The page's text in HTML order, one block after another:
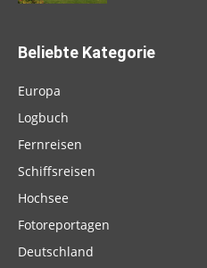
Beliebte Kategorie
Europa
Logbuch
Fernreisen
Schiffsreisen
Hochsee
Fotoreportagen
Deutschland